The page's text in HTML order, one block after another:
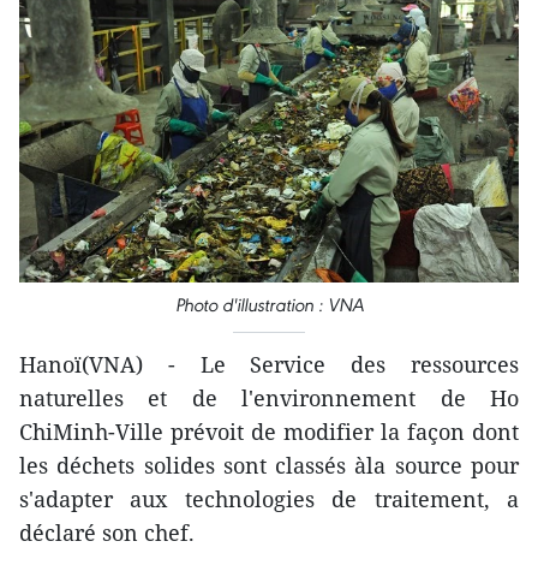
Photo d'illustration : VNA
Hanoï(VNA) - Le Service des ressources
naturelles et de l'environnement de Ho
ChiMinh-Ville prévoit de modifier la façon dont
les déchets solides sont classés àla source pour
s'adapter aux technologies de traitement, a
déclaré son chef.